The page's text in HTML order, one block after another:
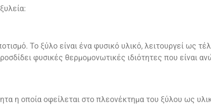
Το ξύλο είναι ένα φυσικό υλικό, λειτουργεί ως
φυσικές θερμομονωτικές ιδιότητες που είναι
η οποία οφείλεται στο πλεονέκτημα του ξύλου ως